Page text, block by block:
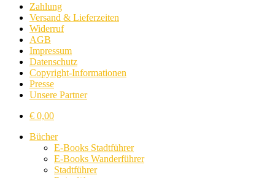
Zahlung
Versand & Lieferzeiten
Widerruf
AGB
Impressum
Datenschutz
Copyright-Informationen
Presse
Unsere Partner
€ 0,00
Bücher
E-Books Stadtführer
E-Books Wanderführer
Stadtführer